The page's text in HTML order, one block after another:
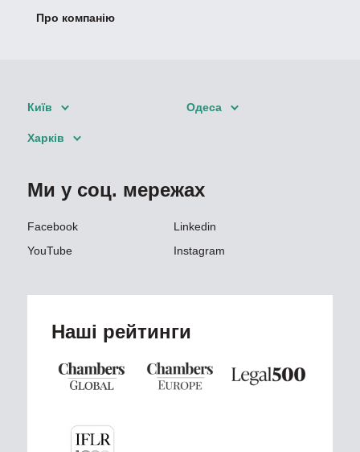
Про компанію
Київ Одеса
Харків
Ми у соц. мережах
Facebook
Linkedin
YouTube
Instagram
Наші рейтинги